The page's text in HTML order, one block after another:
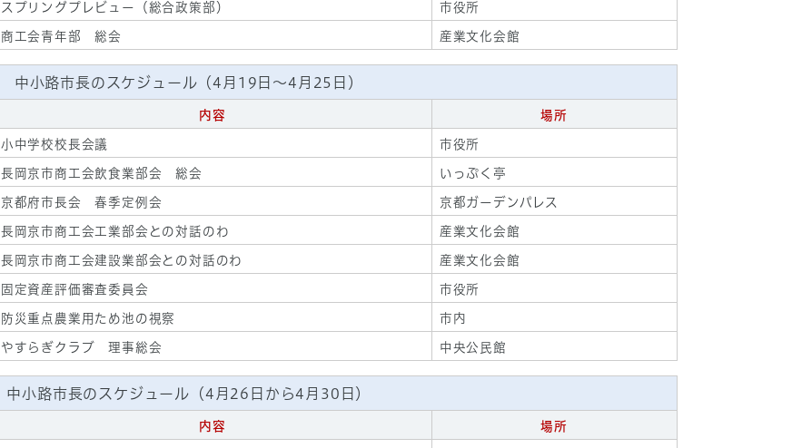
スプリングプレビュー（総合政策部） 市役所
商工会青年部 総会 産業文化会館
中小路市長のスケジュール（4月19日～4月25日）
内容 場所
小中学校校長会議 市役所
長岡京市商工会飲食業部会 総会 いっぷく亭
京都府市長会 春季定例会 京都ガーデンパレス
長岡京市商工会工業部会との対話のわ 産業文化会館
長岡京市商工会建設業部会との対話のわ 産業文化会館
固定資産評価審査委員会 市役所
防災重点農業用ため池の視察 市内
やすらぎクラブ 理事総会 中央公民館
中小路市長のスケジュール（4月26日から4月30日）
内容 場所